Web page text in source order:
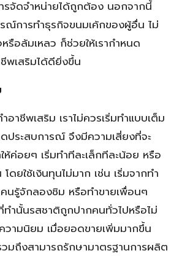
รจัดจำหน่ายได้ถูกต้อง นอกจากนี้
รณ์การทำธุรกิจขนมเค้กของผู้อื่น ไม่
หรือล้มเหลว ก็ช่วยให้เรากำหนด
พเสริมได้ดียิ่งขึ้น
อาชีพเสริม เราไม่ควรเริ่มทำแบบเต็ม
ประสบการณ์ จึงมีความเสี่ยงที่จะ
ห้ค่อยๆ เริ่มทำทีละเล็กทีละน้อย หรือ
ยใช้เงินทุนไม่มาก เช่น เริ่มจากทำ
นรู้จักลองชิม หรือทำขายเพื่อนๆ
ำนั้นรสชาติถูกปากคนทั่วไปหรือไม่
วามนิยม เมื่อยอดขายเพิ่มมากขึ้น
วมถึงสามารถรักษามาตรฐานการผลิต